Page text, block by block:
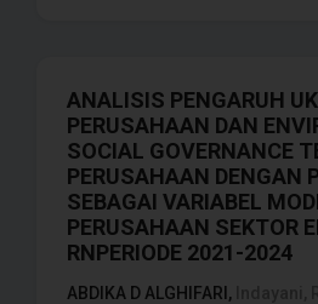
ANALISIS PENGARUH
PERUSAHAAN DAN
SOCIAL GOVERNANCE
PERUSAHAAN DENGAN
SEBAGAI VARIABEL
PERUSAHAAN SEKTOR
RNPERIODE 2021-2024
ABDIKA D ALGHIFARI,